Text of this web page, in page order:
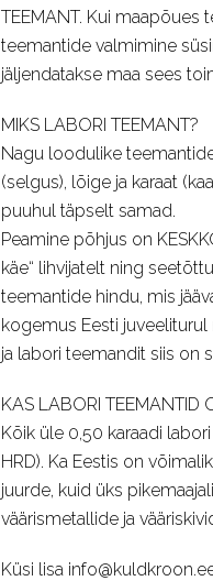
TEEMANT. Kui maapõues
teemantide valmimine
jäljendatakse maa sees
MIKS LABORI TEEMANT?
Nagu loodulike
(selgus), lõige ja karaat
puuhul täpselt samad.
Peamine põhjus on
käe“ lihvijatelt ning
teemantide hindu, mis
kogemus Eesti
ja labori teemandit siis on
KAS LABORI TEEMANTID
Kõik üle 0,50 karaadi
HRD). Ka Eestis on
juurde, kuid üks
väärismetallide ja
Küsi lisa